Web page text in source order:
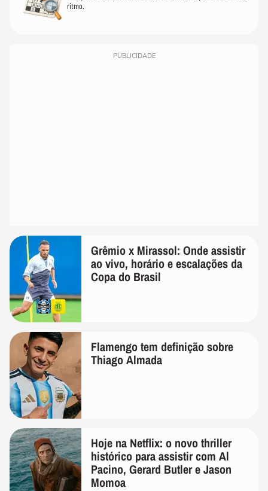
ritmo.
PUBLICIDADE
Grêmio x Mirassol: Onde assistir
ao vivo, horário e escalações da
Copa do Brasil
Flamengo tem definição sobre
Thiago Almada
Hoje na Netflix: o novo thriller
histórico para assistir com Al
Pacino, Gerard Butler e Jason
Momoa